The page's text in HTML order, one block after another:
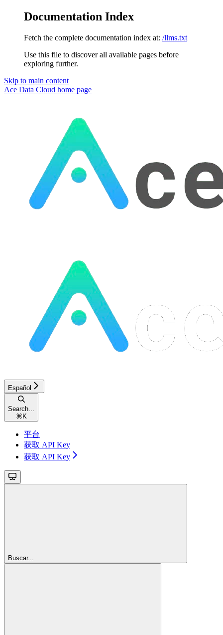
Documentation Index
Fetch the complete documentation index at: /llms.txt
Use this file to discover all available pages before
exploring further.
Skip to main content
Ace Data Cloud home page
Español
Search...
⌘ K
平台
获取 API Key
获取 API Key
Buscar...